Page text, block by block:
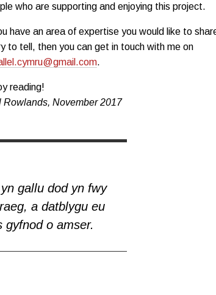
who are supporting and enjoying this project.
have an area of expertise you would like to
to tell, then you can get in touch with me on
.
reading!
Rowlands, November 2017
gallu dod yn fwy
a datblygu eu
gyfnod o amser.